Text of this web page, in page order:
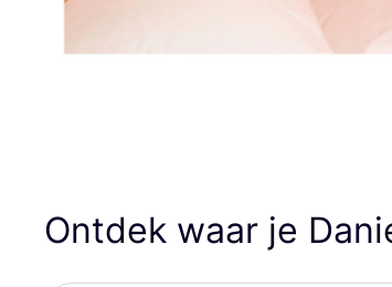
Ontdek waar je